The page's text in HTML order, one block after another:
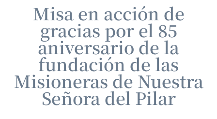
Misa en acción de
gracias por el 85
aniversario de la
fundación de las
Misioneras de Nuestra
Señora del Pilar